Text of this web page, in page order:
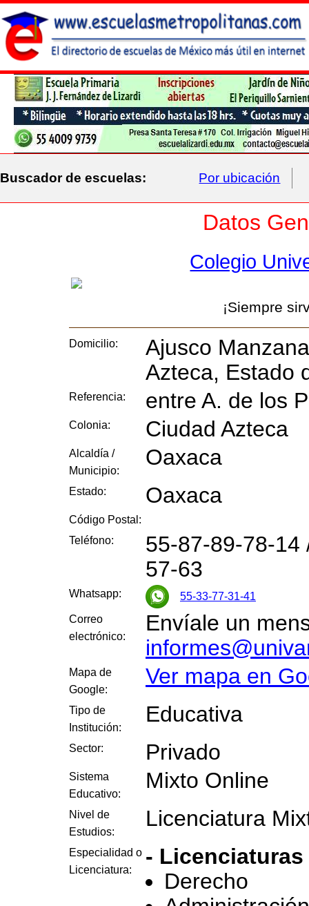
Buscador de escuelas: Por ubicación
Datos
Colegio
¡Siempre
Domicilio:
Ajusco
Azteca, Estado
Referencia: entre A. de los
Colonia: Ciudad Azteca
Alcaldía /
Municipio:
Oaxaca
Estado: Oaxaca
Código Postal:
Teléfono:
55-87-89-78-14
57-63
Whatsapp:
55-33-77-31-41
Correo
electrónico:
Envíale un
Mapa de
Google:
Ver mapa en
Tipo de
Institución:
Educativa
Sector: Privado
Sistema
Educativo:
Mixto Online
Nivel de
Estudios:
Licenciatura
Especialidad o
Licenciatura:
-
Derecho